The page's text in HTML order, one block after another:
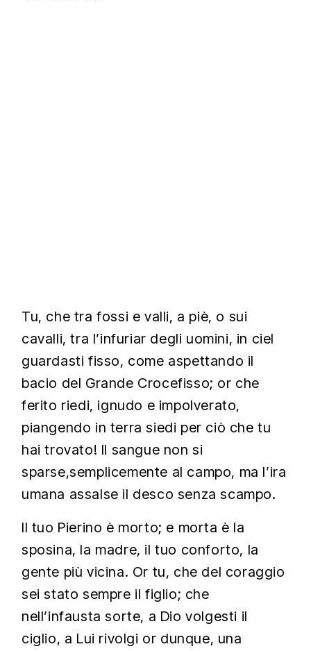
Tu, che tra fossi e valli, a piè, o sui
cavalli, tra l’infuriar degli uomini, in ciel
guardasti fisso, come aspettando il
bacio del Grande Crocefisso; or che
ferito riedi, ignudo e impolverato,
piangendo in terra siedi per ciò che tu
hai trovato! Il sangue non si
sparse,semplicemente al campo, ma l’ira
umana assalse il desco senza scampo.
Il tuo Pierino è morto; e morta è la
sposina, la madre, il tuo conforto, la
gente più vicina. Or tu, che del coraggio
sei stato sempre il figlio; che
nell’infausta sorte, a Dio volgesti il
ciglio, a Lui rivolgi or dunque, una